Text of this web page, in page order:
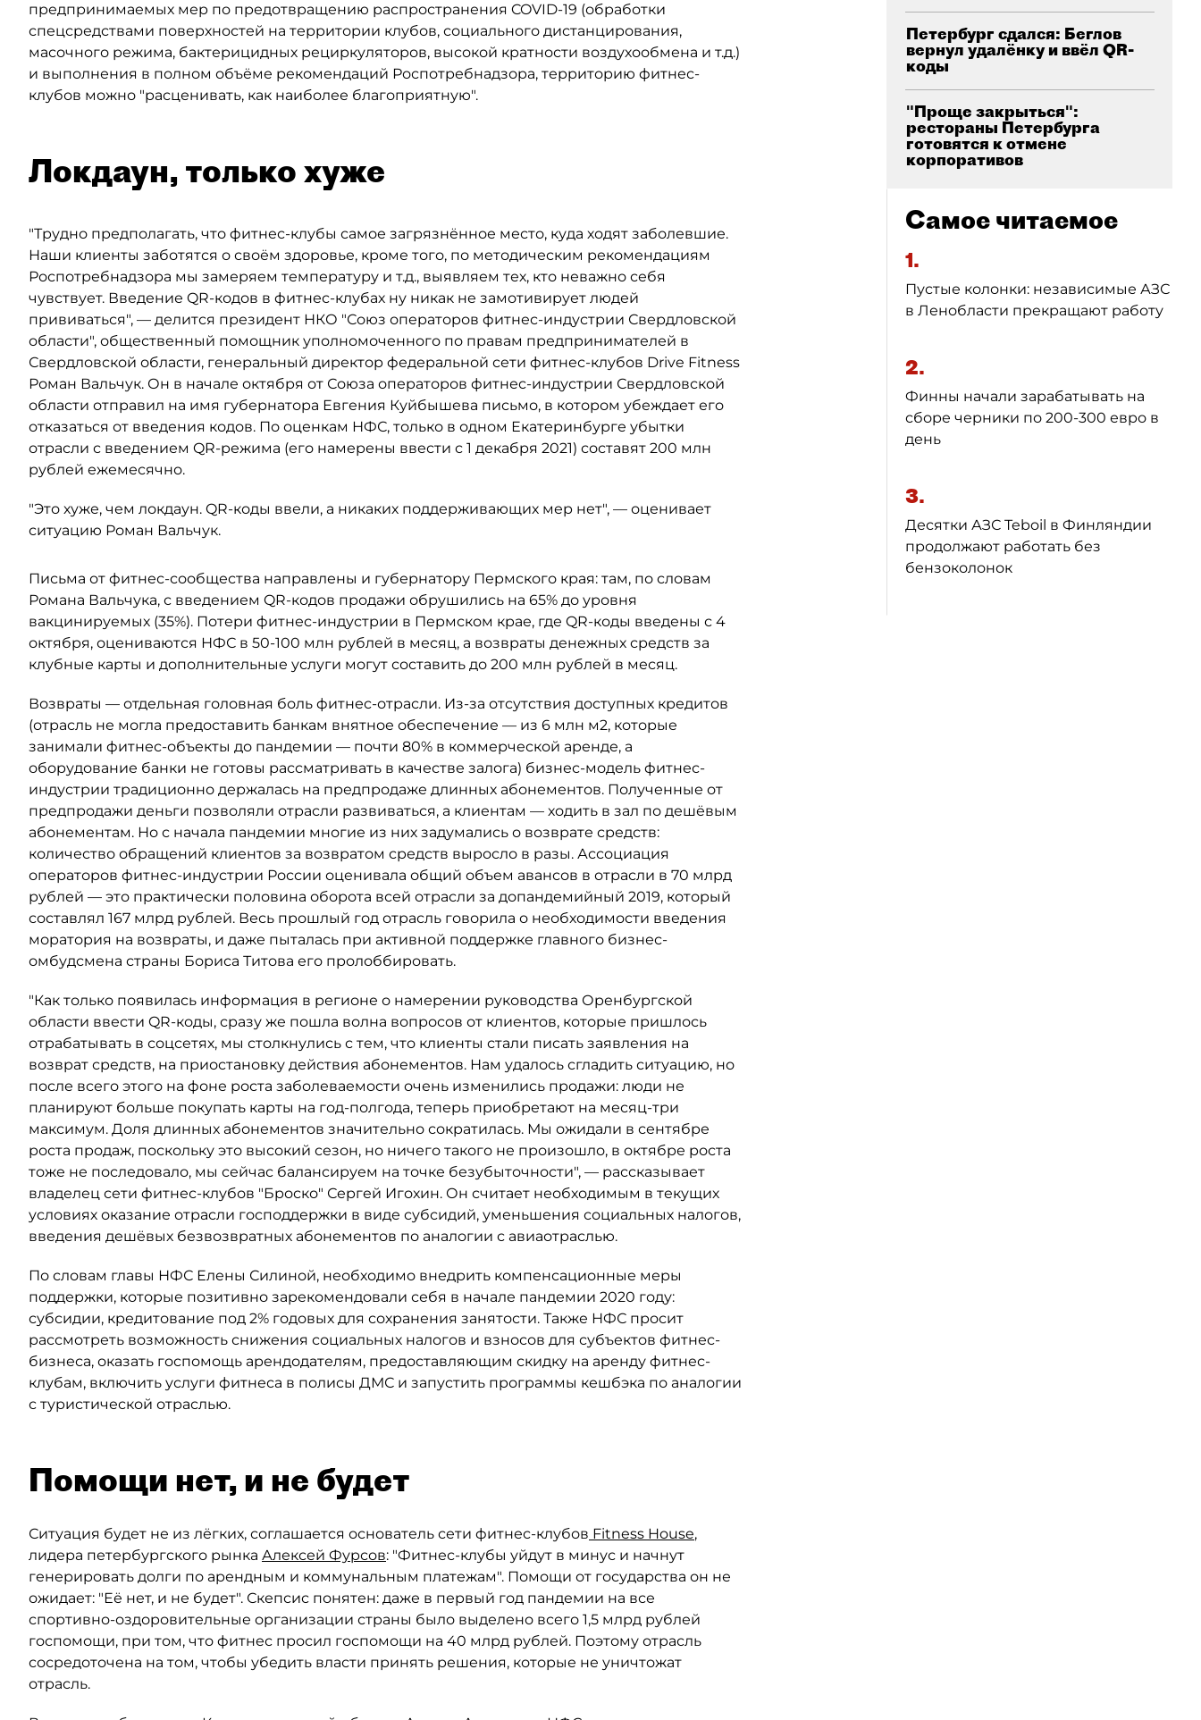
предпринимаемых мер по предотвращению распространения COVID-19 (обработки
спецсредствами поверхностей на территории клубов, социального дистанцирования,
масочного режима, бактерицидных рециркуляторов, высокой кратности воздухообмена и т.д.)
и выполнения в полном объёме рекомендаций Роспотребнадзора, территорию фитнес-
клубов можно "расценивать, как наиболее благоприятную".
Локдаун, только хуже
"Трудно предполагать, что фитнес-клубы самое загрязнённое место, куда ходят заболевшие.
Наши клиенты заботятся о своём здоровье, кроме того, по методическим рекомендациям
Роспотребнадзора мы замеряем температуру и т.д., выявляем тех, кто неважно себя
чувствует. Введение QR-кодов в фитнес-клубах ну никак не замотивирует людей
прививаться", — делится президент НКО "Союз операторов фитнес-индустрии Свердловской
области", общественный помощник уполномоченного по правам предпринимателей в
Свердловской области, генеральный директор федеральной сети фитнес-клубов Drive Fitness
Роман Вальчук. Он в начале октября от Союза операторов фитнес-индустрии Свердловской
области отправил на имя губернатора Евгения Куйбышева письмо, в котором убеждает его
отказаться от введения кодов. По оценкам НФС, только в одном Екатеринбурге убытки
отрасли с введением QR-режима (его намерены ввести с 1 декабря 2021) составят 200 млн
рублей ежемесячно.
"Это хуже, чем локдаун. QR-коды ввели, а никаких поддерживающих мер нет", — оценивает
ситуацию Роман Вальчук.
Письма от фитнес-сообщества направлены и губернатору Пермского края: там, по словам
Романа Вальчука, с введением QR-кодов продажи обрушились на 65% до уровня
вакцинируемых (35%). Потери фитнес-индустрии в Пермском крае, где QR-коды введены с 4
октября, оцениваются НФС в 50-100 млн рублей в месяц, а возвраты денежных средств за
клубные карты и дополнительные услуги могут составить до 200 млн рублей в месяц.
Возвраты — отдельная головная боль фитнес-отрасли. Из-за отсутствия доступных кредитов
(отрасль не могла предоставить банкам внятное обеспечение — из 6 млн м2, которые
занимали фитнес-объекты до пандемии — почти 80% в коммерческой аренде, а
оборудование банки не готовы рассматривать в качестве залога) бизнес-модель фитнес-
индустрии традиционно держалась на предпродаже длинных абонементов. Полученные от
предпродажи деньги позволяли отрасли развиваться, а клиентам — ходить в зал по дешёвым
абонементам. Но с начала пандемии многие из них задумались о возврате средств:
количество обращений клиентов за возвратом средств выросло в разы. Ассоциация
операторов фитнес-индустрии России оценивала общий объем авансов в отрасли в 70 млрд
рублей — это практически половина оборота всей отрасли за допандемийный 2019, который
составлял 167 млрд рублей. Весь прошлый год отрасль говорила о необходимости введения
моратория на возвраты, и даже пыталась при активной поддержке главного бизнес-
омбудсмена страны Бориса Титова его пролоббировать.
"Как только появилась информация в регионе о намерении руководства Оренбургской
области ввести QR-коды, сразу же пошла волна вопросов от клиентов, которые пришлось
отрабатывать в соцсетях, мы столкнулись с тем, что клиенты стали писать заявления на
возврат средств, на приостановку действия абонементов. Нам удалось сгладить ситуацию, но
после всего этого на фоне роста заболеваемости очень изменились продажи: люди не
планируют больше покупать карты на год-полгода, теперь приобретают на месяц-три
максимум. Доля длинных абонементов значительно сократилась. Мы ожидали в сентябре
роста продаж, поскольку это высокий сезон, но ничего такого не произошло, в октябре роста
тоже не последовало, мы сейчас балансируем на точке безубыточности", — рассказывает
владелец сети фитнес-клубов "Броско" Сергей Игохин. Он считает необходимым в текущих
условиях оказание отрасли господдержки в виде субсидий, уменьшения социальных налогов,
введения дешёвых безвозвратных абонементов по аналогии с авиаотраслью.
По словам главы НФС Елены Силиной, необходимо внедрить компенсационные меры
поддержки, которые позитивно зарекомендовали себя в начале пандемии 2020 году:
субсидии, кредитование под 2% годовых для сохранения занятости. Также НФС просит
рассмотреть возможность снижения социальных налогов и взносов для субъектов фитнес-
бизнеса, оказать госпомощь арендодателям, предоставляющим скидку на аренду фитнес-
клубам, включить услуги фитнеса в полисы ДМС и запустить программы кешбэка по аналогии
с туристической отраслью.
Помощи нет, и не будет
Ситуация будет не из лёгких, соглашается основатель сети фитнес-клубов Fitness House,
лидера петербургского рынка Алексей Фурсов: "Фитнес-клубы уйдут в минус и начнут
генерировать долги по арендным и коммунальным платежам". Помощи от государства он не
ожидает: "Её нет, и не будет". Скепсис понятен: даже в первый год пандемии на все
спортивно-оздоровительные организации страны было выделено всего 1,5 млрд рублей
госпомощи, при том, что фитнес просил госпомощи на 40 млрд рублей. Поэтому отрасль
сосредоточена на том, чтобы убедить власти принять решения, которые не уничтожат
отрасль.
Петербург сдался: Беглов
вернул удалёнку и ввёл QR-
коды
"Проще закрыться":
рестораны Петербурга
готовятся к отмене
корпоративов
Самое читаемое
1.
Пустые колонки: независимые АЗС
в Ленобласти прекращают работу
2.
Финны начали зарабатывать на
сборе черники по 200-300 евро в
день
3.
Десятки АЗС Teboil в Финляндии
продолжают работать без
бензоколонок